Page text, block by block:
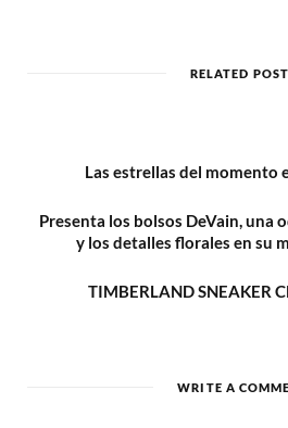
e
RELATED
Las estrellas del momento
Presenta los bolsos DeVain, una
y los detalles florales en su
TIMBERLAND SNEAKER
WRITE A